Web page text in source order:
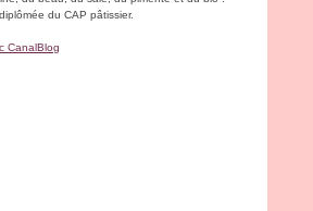
du CAP pâtissier.
CanalBlog